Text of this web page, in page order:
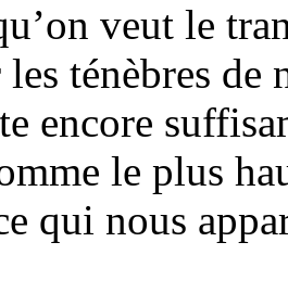
veut le
les ténèbres
encore
le plus
qui nous